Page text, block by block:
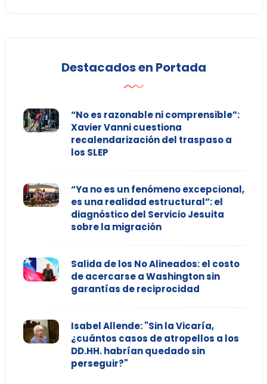
Destacados en Portada
“No es razonable ni comprensible”:
Xavier Vanni cuestiona
recalendarización del traspaso a
los SLEP
“Ya no es un fenómeno excepcional,
es una realidad estructural”: el
diagnóstico del Servicio Jesuita
sobre la migración
Salida de los No Alineados: el costo
de acercarse a Washington sin
garantías de reciprocidad
Isabel Allende: "Sin la Vicaría,
¿cuántos casos de atropellos a los
DD.HH. habrían quedado sin
perseguir?"